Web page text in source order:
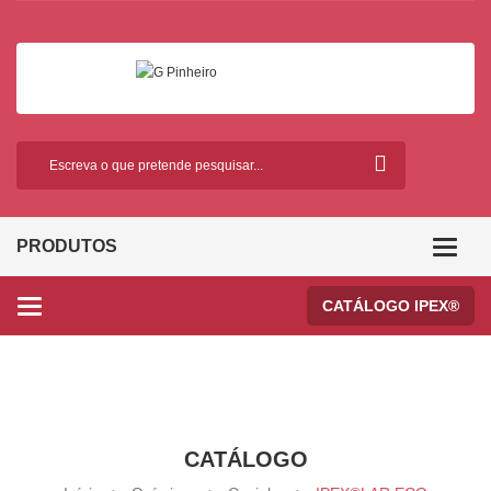
PRODUTOS
Categories CATÁLOGO IPEX®
CATÁLOGO